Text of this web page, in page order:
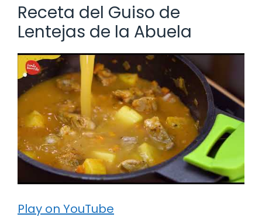
Receta del Guiso de
Lentejas de la Abuela
Play on YouTube